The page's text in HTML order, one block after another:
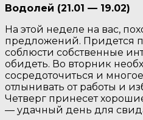
Водолей (21.01 — 19.02)
На этой неделе на вас,
предложений. Придется
соблюсти собственные
обидеть. Во вторник
сосредоточиться и
отлынивать от работы и
Четверг принесет
— удачный день для